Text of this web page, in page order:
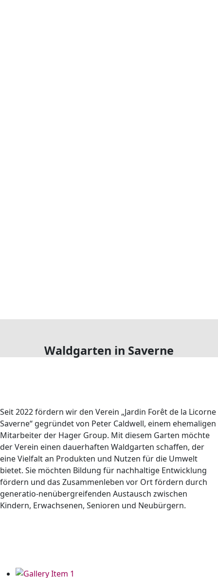
Waldgarten in Saverne
Seit 2022 fördern wir den Verein „Jardin Forêt de la Licorne
Saverne“ gegründet von Peter Caldwell, einem ehemaligen
Mitarbeiter der Hager Group. Mit diesem Garten möchte
der Verein einen dauerhaften Waldgarten schaffen, der
eine Vielfalt an Produkten und Nutzen für die Umwelt
bietet. Sie möchten Bildung für nachhaltige Entwicklung
fördern und das Zusammenleben vor Ort fördern durch
generatio-nenübergreifenden Austausch zwischen
Kindern, Erwachsenen, Senioren und Neubürgern.